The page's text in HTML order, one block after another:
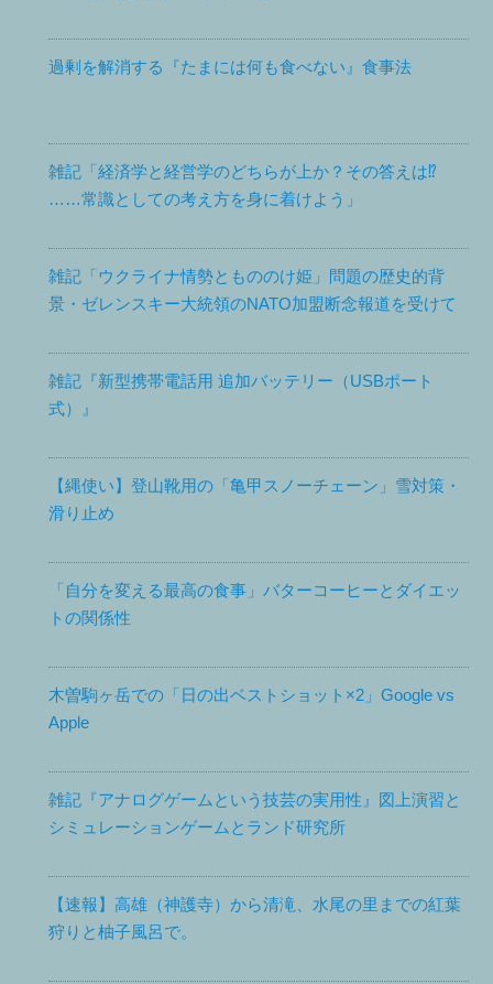
過剰を解消する『たまには何も食べない』食事法
雑記「経済学と経営学のどちらが上か？その答えは⁉
……常識としての考え方を身に着けよう」
雑記「ウクライナ情勢ともののけ姫」問題の歴史的背
景・ゼレンスキー大統領のNATO加盟断念報道を受けて
雑記『新型携帯電話用 追加バッテリー（USBポート
式）』
【縄使い】登山靴用の「亀甲スノーチェーン」雪対策・
滑り止め
「自分を変える最高の食事」バターコーヒーとダイエッ
トの関係性
木曽駒ヶ岳での「日の出ベストショット×2」Google vs
Apple
雑記『アナログゲームという技芸の実用性』図上演習と
シミュレーションゲームとランド研究所
【速報】高雄（神護寺）から清滝、水尾の里までの紅葉
狩りと柚子風呂で。